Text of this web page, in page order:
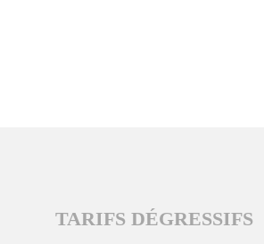
TARIFS DÉGRESSIFS